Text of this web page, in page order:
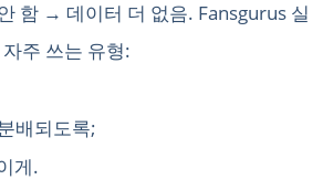
함 → 데이터 더 없음. Fansgurus 실
주 쓰는 유형:
배되도록;
게.